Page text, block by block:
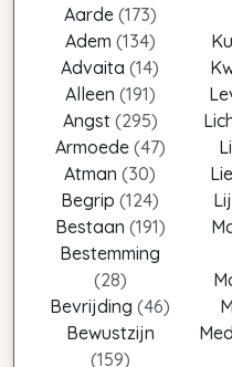
Aarde (173)
Adem (134)
Advaita (14)
Alleen (191)
Angst (295)
Armoede (47)
Atman (30)
Begrip (124)
Bestaan (191)
Bestemming
(28)
Bevrijding (46)
Bewustzijn
(159)